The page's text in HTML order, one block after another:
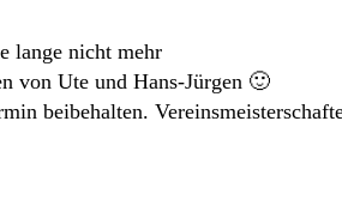
lange nicht mehr
von Ute und Hans-Jürgen 🙂
beibehalten.